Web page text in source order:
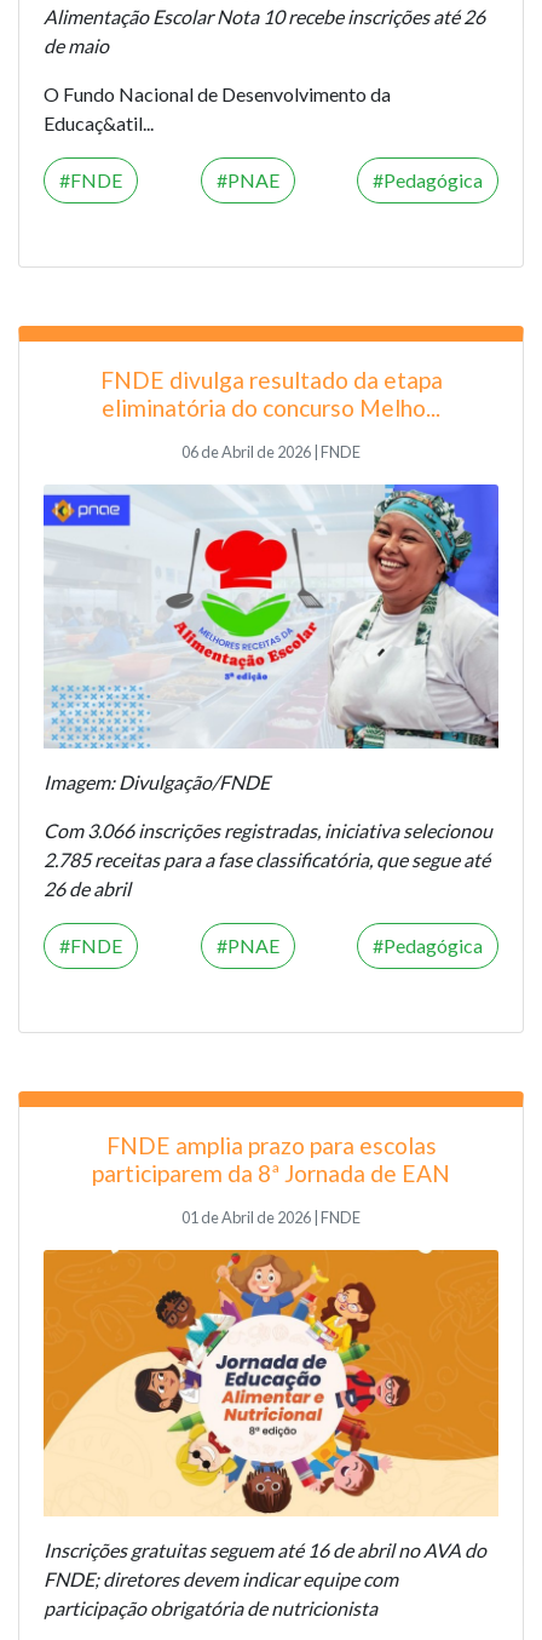
Alimentação Escolar Nota 10 recebe inscrições até 26
de maio
O Fundo Nacional de Desenvolvimento da
Educaç&atil...
FNDE PNAE Pedagógica
FNDE divulga resultado da etapa
eliminatória do concurso Melho...
06 de Abril de 2026 | FNDE
Imagem: Divulgação/FNDE
Com 3.066 inscrições registradas, iniciativa selecionou
2.785 receitas para a fase classificatória, que segue até
26 de abril
FNDE PNAE Pedagógica
FNDE amplia prazo para escolas
participarem da 8ª Jornada de EAN
01 de Abril de 2026 | FNDE
Inscrições gratuitas seguem até 16 de abril no AVA do
FNDE; diretores devem indicar equipe com
participação obrigatória de nutricionista